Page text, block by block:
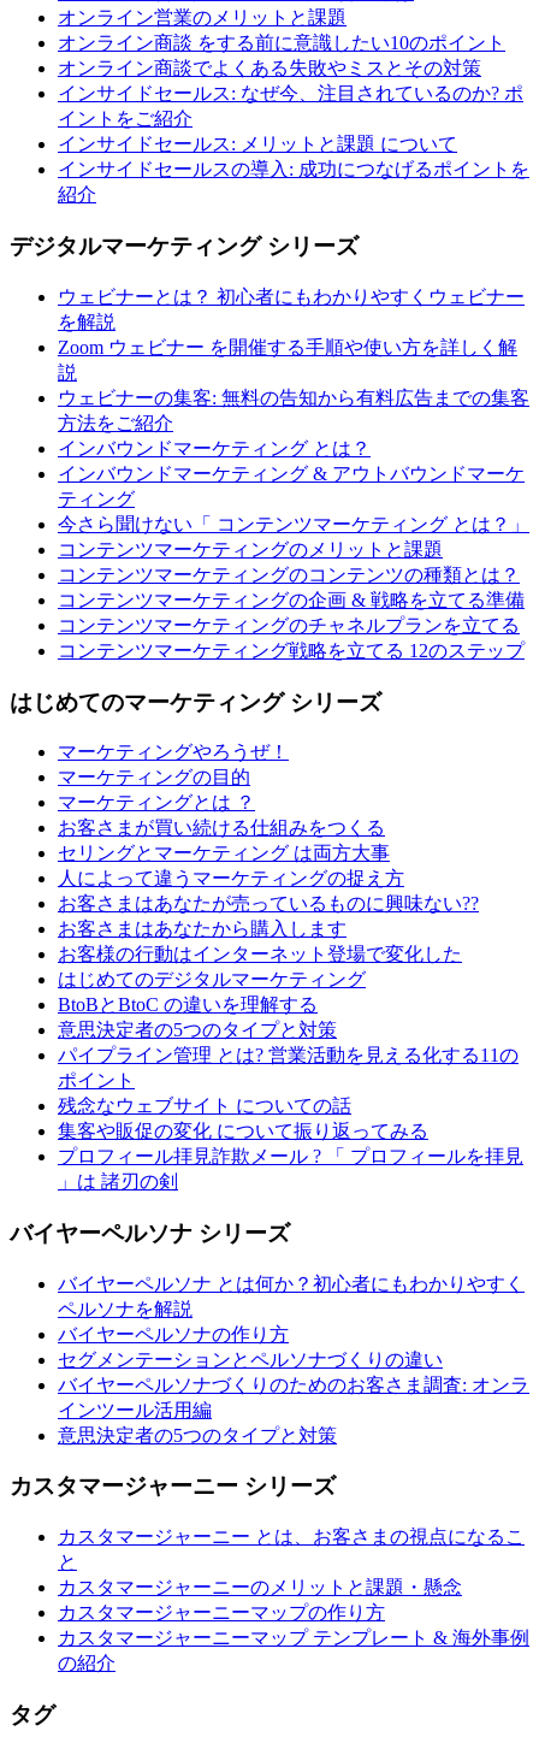
オンライン営業のメリットと課題
オンライン商談 をする前に意識したい10のポイント
オンライン商談でよくある失敗やミスとその対策
インサイドセールス: なぜ今、注目されているのか? ポ
イントをご紹介
インサイドセールス: メリットと課題 について
インサイドセールスの導入: 成功につなげるポイントを
紹介
デジタルマーケティング シリーズ
ウェビナーとは？ 初心者にもわかりやすくウェビナー
を解説
Zoom ウェビナー を開催する手順や使い方を詳しく解
説
ウェビナーの集客: 無料の告知から有料広告までの集客
方法をご紹介
インバウンドマーケティング とは？
インバウンドマーケティング & アウトバウンドマーケ
ティング
今さら聞けない「 コンテンツマーケティング とは？」
コンテンツマーケティングのメリットと課題
コンテンツマーケティングのコンテンツの種類とは？
コンテンツマーケティングの企画 & 戦略を立てる準備
コンテンツマーケティングのチャネルプランを立てる
コンテンツマーケティング戦略を立てる 12のステップ
はじめてのマーケティング シリーズ
マーケティングやろうぜ！
マーケティングの目的
マーケティングとは ？
お客さまが買い続ける仕組みをつくる
セリングとマーケティング は両方大事
人によって違うマーケティングの捉え方
お客さまはあなたが売っているものに興味ない??
お客さまはあなたから購入します
お客様の行動はインターネット登場で変化した
はじめてのデジタルマーケティング
BtoBとBtoC の違いを理解する
意思決定者の5つのタイプと対策
パイプライン管理 とは? 営業活動を見える化する11の
ポイント
残念なウェブサイト についての話
集客や販促の変化 について振り返ってみる
プロフィール拝見詐欺メール ? 「 プロフィールを拝見
」は 諸刃の剣
バイヤーペルソナ シリーズ
バイヤーペルソナ とは何か？初心者にもわかりやすく
ペルソナを解説
バイヤーペルソナの作り方
セグメンテーションとペルソナづくりの違い
バイヤーペルソナづくりのためのお客さま調査: オンラ
インツール活用編
意思決定者の5つのタイプと対策
カスタマージャーニー シリーズ
カスタマージャーニー とは、お客さまの視点になるこ
と
カスタマージャーニーのメリットと課題・懸念
カスタマージャーニーマップの作り方
カスタマージャーニーマップ テンプレート & 海外事例
の紹介
タグ